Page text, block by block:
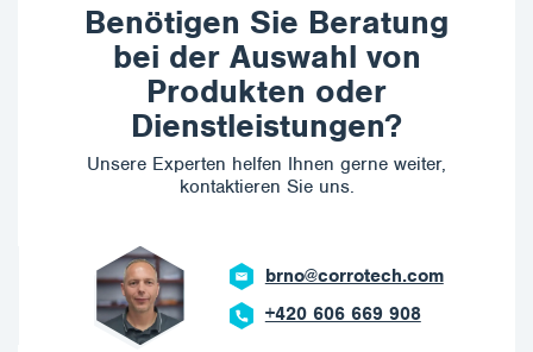
Benötigen Sie Beratung
bei der Auswahl von
Produkten oder
Dienstleistungen?
Unsere Experten helfen Ihnen gerne weiter,
kontaktieren Sie uns.
brno@corrotech.com
+420 606 669 908